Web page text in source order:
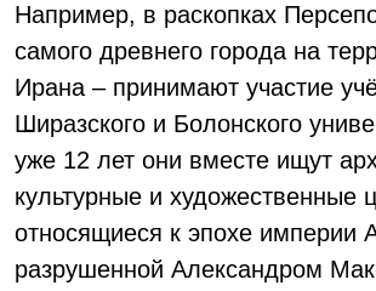
Например, в раскопках
самого древнего города на
Ирана – принимают участие
Ширазского и Болонского
уже 12 лет они вместе ищут
культурные и художественные
относящиеся к эпохе империи
разрушенной Александром